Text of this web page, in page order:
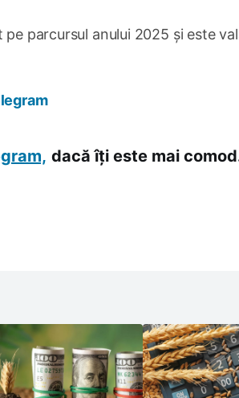
parcursul anului 2025 și este
dacă îți este mai